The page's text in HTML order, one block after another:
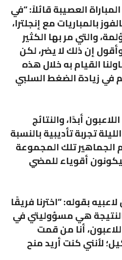
العصيبة قائلاً:“في
بالمباريات مع إنجلترا،
والتي مر بها الكثير
إن ذلك لا يضر، لكن
القيام به خلال هذه
في زيادة الضغط السلبي
أبدًا، والنتائج
تجربة تأديبية بالنسبة
الجماهير تلك المجموعة
أقوياء للمضي
بقوله:“اخترنا فريقًا
النتيجة هي مسؤوليتي في
أنا من قمت
لأنني كنت أريد منح